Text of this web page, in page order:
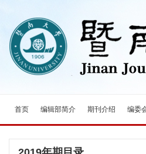
首页 编辑部简介 期刊介绍 编委